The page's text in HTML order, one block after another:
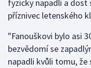
Jezdectví
Krasobruslení
fyzicky napadli a dost
příznivec letenského
"Fanouškovi bylo asi
bezvědomí se
napadli kvůli tomu,